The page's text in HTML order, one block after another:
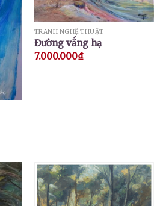
TRANH NGHỆ THUẬT
Đường vắng hạ
7.000.000₫